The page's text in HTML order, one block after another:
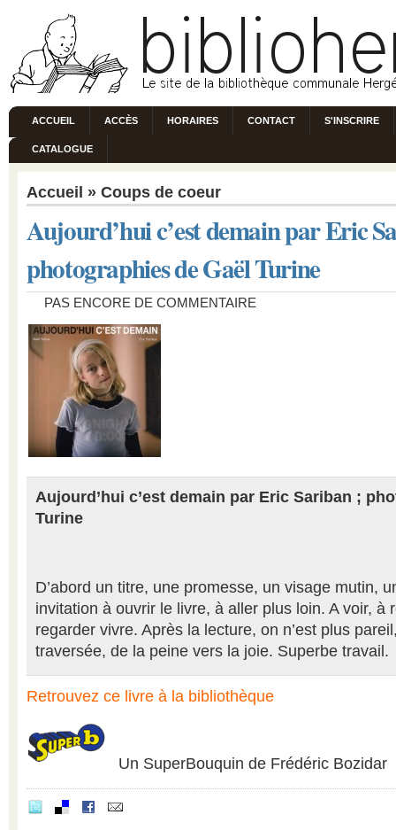
ACCUEIL ACCÈS HORAIRES CONTACT S'INSCRIRE
CATALOGUE
Accueil » Coups de coeur
Aujourd’hui c’est demain par Eric
photographies de Gaël Turine
PAS ENCORE DE COMMENTAIRE
Aujourd’hui c’est demain par Eric Sariban ;
Turine
D’abord un titre, une promesse, un visage mutin,
invitation à ouvrir le livre, à aller plus loin. A voir, à
regarder vivre. Après la lecture, on n’est plus
traversée, de la peine vers la joie. Superbe travail.
Retrouvez ce livre à la bibliothèque
Un SuperBouquin de Frédéric Bozidar